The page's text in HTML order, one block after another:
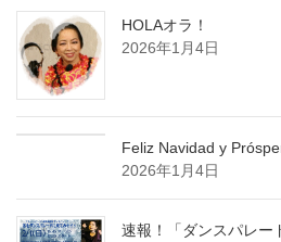
HOLAオラ！
2026年1月4日
Feliz Navidad y
2026年1月4日
速報！「ダンスパレー